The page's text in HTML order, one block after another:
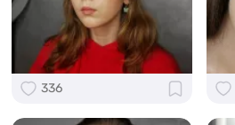
336